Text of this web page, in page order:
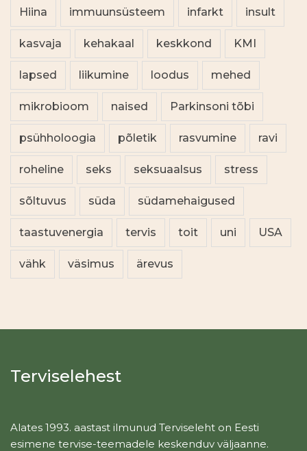
Hiina immuunsüsteem infarkt insult
kasvaja kehakaal keskkond KMI
lapsed liikumine loodus mehed
mikrobioom naised Parkinsoni tõbi
psühholoogia põletik rasvumine ravi
roheline seks seksuaalsus stress
sõltuvus süda südamehaigused
taastuvenergia tervis toit uni USA
vähk väsimus ärevus
Terviselehest
Alates 1993. aastast ilmunud Terviseleht on Eesti
esimene tervise-teemadele keskenduv väljaanne.